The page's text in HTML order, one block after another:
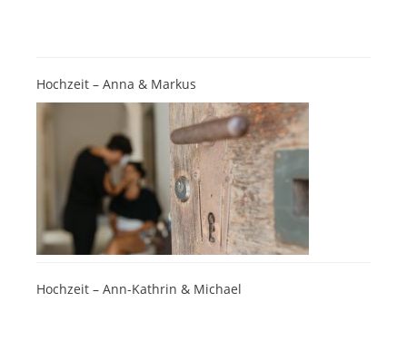
Hochzeit – Anna & Markus
Hochzeit – Ann-Kathrin & Michael